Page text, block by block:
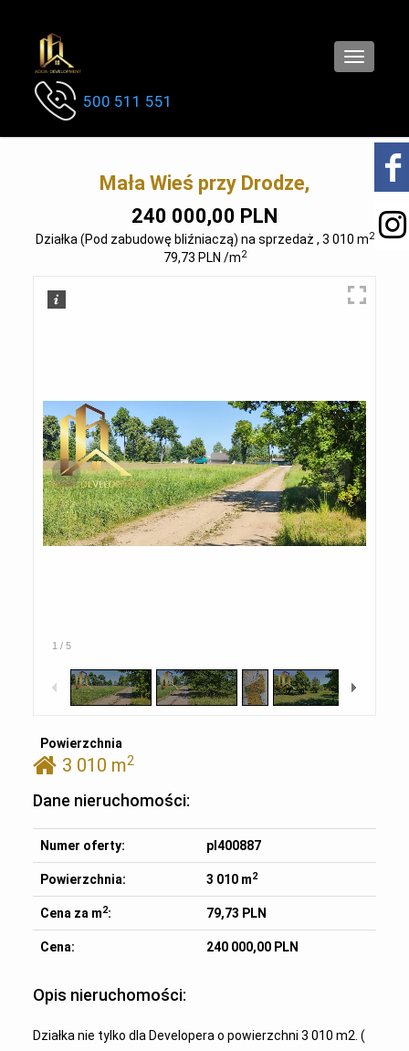
Toggle
500 511 551
Mała Wieś przy Drodze,
240 000,00 PLN
Działka (Pod zabudowę bliźniaczą) na sprzedaż , 3 010 m2
79,73 PLN /m2
1 / 5
Powierzchnia
3 010 m2
Dane nieruchomości:
Numer oferty: pl400887
Powierzchnia: 3 010 m2
Cena za m2: 79,73 PLN
Cena: 240 000,00 PLN
Opis nieruchomości:
Działka nie tylko dla Developera o powierzchni 3 010 m2. (